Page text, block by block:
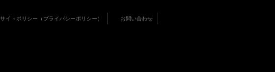
サイトポリシー（プライバシーポリシー）
お問い合わせ